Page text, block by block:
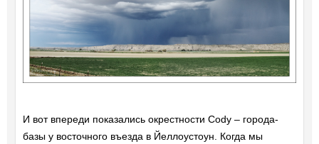
И вот впереди показались окрестности Cody – города-
базы у восточного въезда в Йеллоустоун. Когда мы